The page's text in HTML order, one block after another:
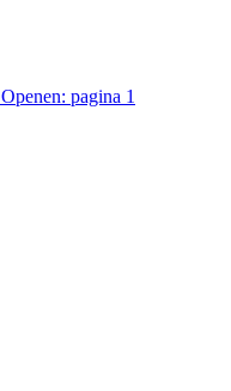
Openen: pagina 1